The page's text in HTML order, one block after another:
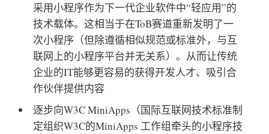
采用小程序作为下一代企业软件中“轻应用”的
技术载体。这相当于在ToB赛道重新发明了一
次小程序（但除遵循相似规范或标准外，与互
联网上的小程序平台并无关系）。从而让传统
企业的IT能够更容易的获得开发人才、吸引合
作伙伴提供内容
逐步向W3C MiniApps（国际互联网技术标准制
定组织W3C的MiniApps 工作组牵头的小程序技